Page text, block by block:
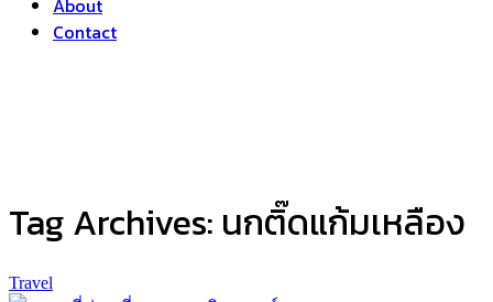
About
Contact
Tag Archives: นกติ๊ดแก้มเหลือง
Travel